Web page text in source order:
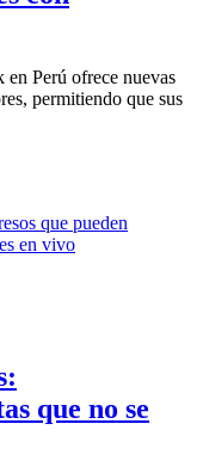
Perú ofrece nuevas
permitiendo que sus
que no se